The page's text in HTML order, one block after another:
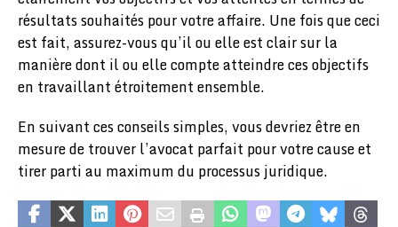
résultats souhaités pour votre affaire. Une fois que ceci
est fait, assurez-vous qu’il ou elle est clair sur la
manière dont il ou elle compte atteindre ces objectifs
en travaillant étroitement ensemble.
En suivant ces conseils simples, vous devriez être en
mesure de trouver l’avocat parfait pour votre cause et
tirer parti au maximum du processus juridique.